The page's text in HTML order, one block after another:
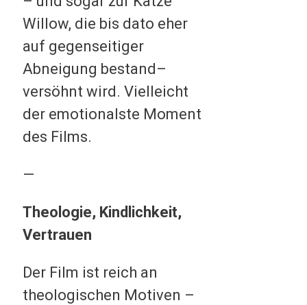
Willow, die bis dato eher
auf gegenseitiger
Abneigung bestand–
versöhnt wird. Vielleicht
der emotionalste Moment
des Films.
—
Theologie, Kindlichkeit,
Vertrauen
Der Film ist reich an
theologischen Motiven –